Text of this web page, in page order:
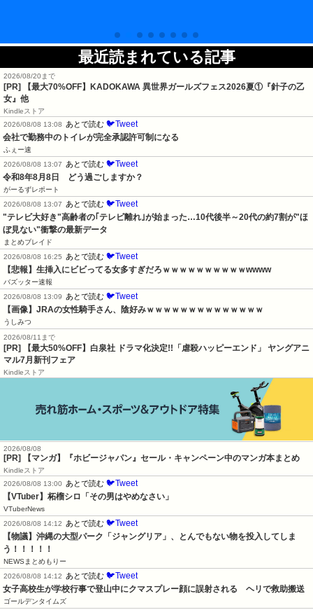
最近読まれている記事
2026/08/20まで
[PR] 【最大70%OFF】KADOKAWA 異世界ガールズフェス2026夏①『針子の乙
女』他
Kindleストア
2026/08/08 13:08
あとで読む 🐦Tweet
会社で勤務中のトイレが完全承認許可制になる
ふぇー速
2026/08/08 13:07
あとで読む 🐦Tweet
令和8年8月8日　どう過ごしますか？
がーるずレポート
2026/08/08 13:07
あとで読む 🐦Tweet
"テレビ大好き"高齢者の｢テレビ離れ｣が始まった…10代後半～20代の約7割が"ほ
ぼ見ない"衝撃の最新データ
まとめブレイド
2026/08/08 16:25
あとで読む 🐦Tweet
【悲報】生挿入にビビってる女多すぎだろｗｗｗｗｗｗｗｗｗｗwwww
バズッター速報
2026/08/08 13:09
あとで読む 🐦Tweet
【画像】JRAの女性騎手さん、陰好みｗｗｗｗｗｗｗｗｗｗｗｗｗｗ
うしみつ
2026/08/11まで
[PR] 【最大50%OFF】白泉社 ドラマ化決定!!「虐殺ハッピーエンド」 ヤングアニ
マル7月新刊フェア
Kindleストア
2026/08/08
[PR] 【マンガ】『ホビージャパン』セール・キャンペーン中のマンガ本まとめ
Kindleストア
2026/08/08 13:00
あとで読む 🐦Tweet
【VTuber】柘榴シロ「その男はやめなさい」
VTuberNews
2026/08/08 14:12
あとで読む 🐦Tweet
【物議】沖縄の大型パーク「ジャングリア」、とんでもない物を投入してしま
う！！！！！
NEWSまとめもりー
2026/08/08 14:12
あとで読む 🐦Tweet
女子高校生が学校行事で登山中にクマスプレー顔に誤射される　ヘリで救助搬送
ゴールデンタイムズ